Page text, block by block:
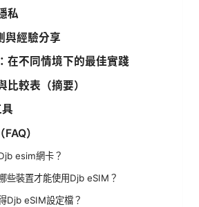
私
與經驗分享
在不同情境下的最佳實踐
比較表（摘要）
）
esim網卡？
些裝置才能使用Djb eSIM？
Djb eSIM設定檔？